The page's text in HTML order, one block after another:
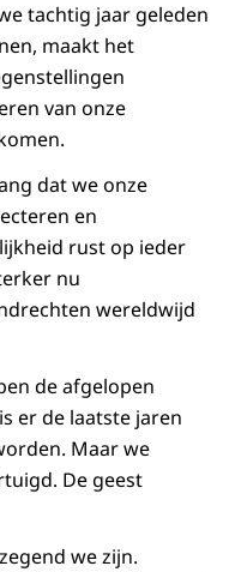
tachtig jaar geleden
maakt het
van onze
dat we onze
en
rust op ieder
nu
wereldwijd
de afgelopen
er de laatste jaren
Maar we
De geest
we zijn.